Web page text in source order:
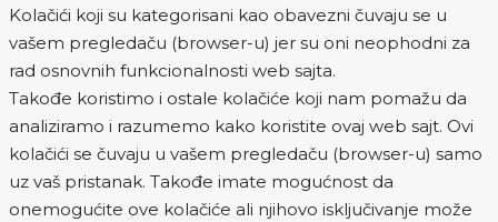
Kolačići koji su kategorisani kao obavezni čuvaju se u
vašem pregledaču (browser-u) jer su oni neophodni za
rad osnovnih funkcionalnosti web sajta.
Takođe koristimo i ostale kolačiće koji nam pomažu da
analiziramo i razumemo kako koristite ovaj web sajt. Ovi
kolačići se čuvaju u vašem pregledaču (browser-u) samo
uz vaš pristanak. Takođe imate mogućnost da
onemogućite ove kolačiće ali njihovo isključivanje može